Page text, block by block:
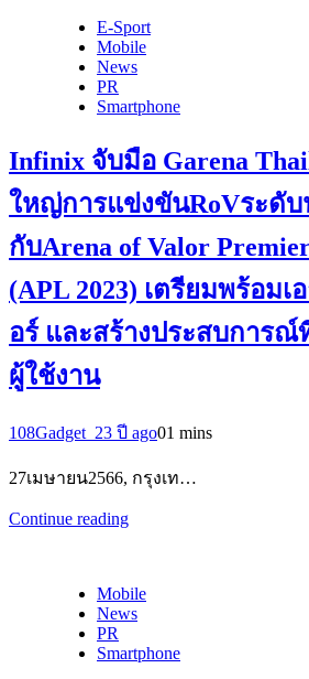
E-Sport
Mobile
News
PR
Smartphone
Infinix จับมือ Garena
ใหญ่การแข่งขันRoVระดั
กับArena of Valor
(APL 2023) เตรียมพร้อมเ
อร์ และสร้างประสบการณ์
ผู้ใช้งาน
108Gadget_23 ปี ago01 mins
27เมษายน2566, กรุงเท…
Continue reading
Mobile
News
PR
Smartphone